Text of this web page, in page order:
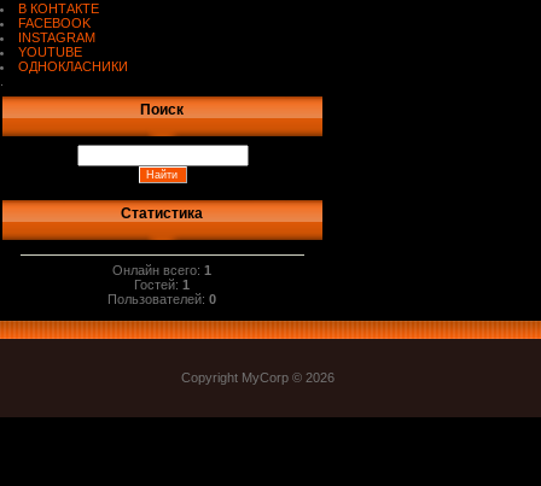
В КОНТАКТЕ
FACEBOOK
INSTAGRAM
YOUTUBE
ОДНОКЛАСНИКИ
Поиск
Статистика
Онлайн всего:1
Гостей:1
Пользователей:0
Copyright MyCorp © 2026